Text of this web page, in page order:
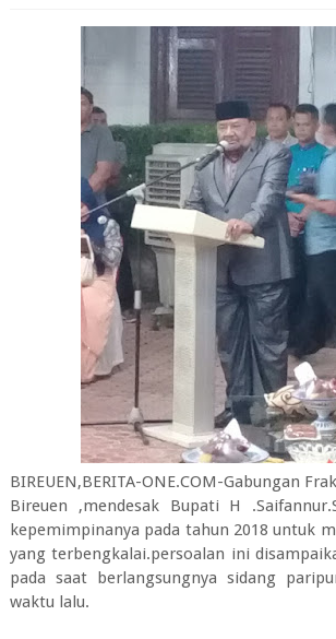
BIREUEN,BERITA-ONE.COM-Gabungan
Bireuen ,mendesak Bupati H
kepemimpinanya pada tahun 2018 untuk
yang terbengkalai.persoalan ini
pada saat berlangsungnya sidang
waktu lalu.